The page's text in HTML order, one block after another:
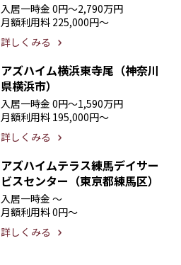
入居一時金 0円〜2,790万円
月額利用料 225,000円〜
詳しくみる
アズハイム横浜東寺尾（神奈川
県横浜市）
入居一時金 0円〜1,590万円
月額利用料 195,000円〜
詳しくみる
アズハイムテラス練馬デイサー
ビスセンター（東京都練馬区）
入居一時金 〜
月額利用料0円〜
詳しくみる